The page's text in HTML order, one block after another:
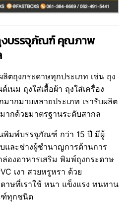
งบรรจุภัณฑ์ คุณภาพ
ตถุงกระดาษทุกประเภท เช่น ถุง
เนม ถุงใส่เสื้อผ้า ถุงใส่เครื่อง
มากมายหลายประเภท เรารับผลิต
ากด้วยมาตรฐานระดับสากล
พิมพ์บรรจุภัณฑ์ กว่า 15 ปี มีผู้
และช่างผู้ชำนาญการด้านการ
องอาหารเสริม พิมพ์ถุงกระดาษ
เงา สวยหรูหรา ด้วย
ษที่เราใช้ หนา แข็งแรง ทนทาน
ฑ์ทุกชนิด